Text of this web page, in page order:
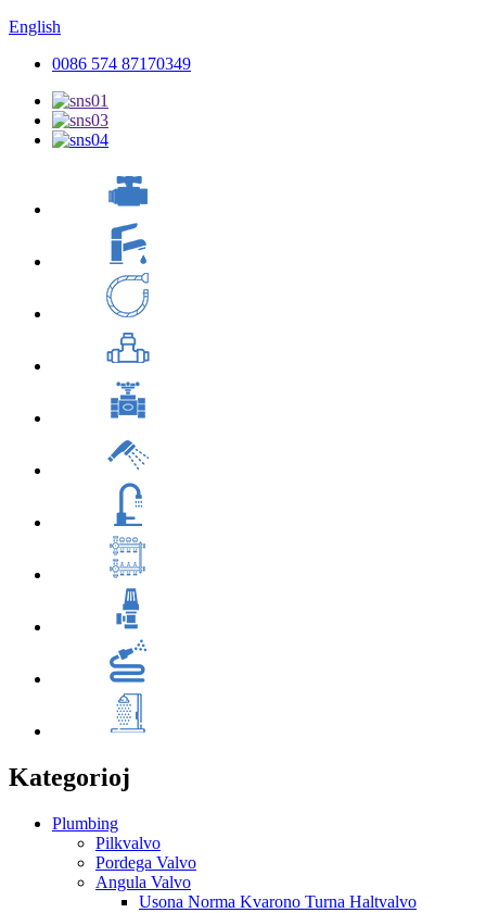
English
0086 574 87170349
Kategorioj
Plumbing
Pilkvalvo
Pordega Valvo
Angula Valvo
Usona Norma Kvarono Turna Haltvalvo